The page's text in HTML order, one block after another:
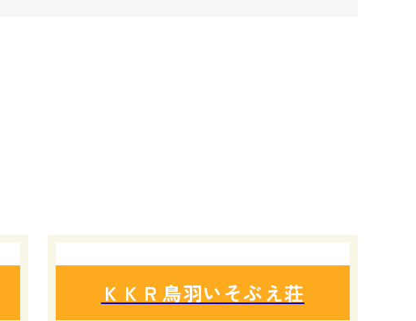
ＫＫＲ鳥羽いそぶえ荘